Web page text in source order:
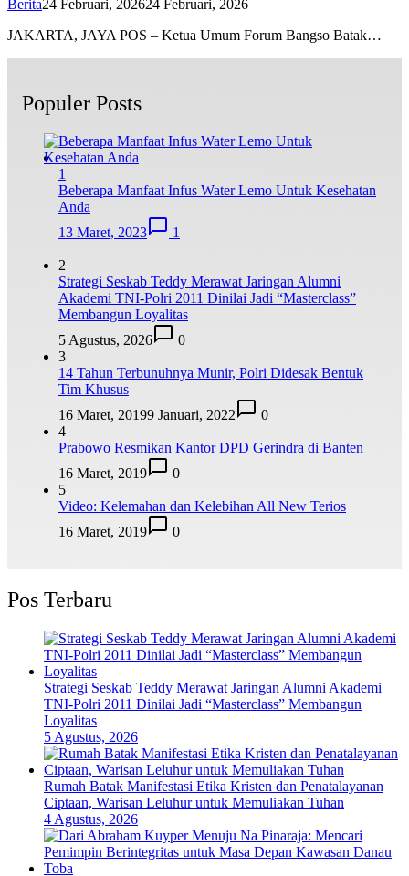
Berita24 Februari, 202624 Februari, 2026
JAKARTA, JAYA POS – Ketua Umum Forum Bangso Batak…
Populer Posts
1
Beberapa Manfaat Infus Water Lemo Untuk Kesehatan
Anda
13 Maret, 2023
1
2
Strategi Seskab Teddy Merawat Jaringan Alumni
Akademi TNI-Polri 2011 Dinilai Jadi “Masterclass”
Membangun Loyalitas
5 Agustus, 2026
0
3
14 Tahun Terbunuhnya Munir, Polri Didesak Bentuk
Tim Khusus
16 Maret, 20199 Januari, 2022
0
4
Prabowo Resmikan Kantor DPD Gerindra di Banten
16 Maret, 2019
0
5
Video: Kelemahan dan Kelebihan All New Terios
16 Maret, 2019
0
Pos Terbaru
Strategi Seskab Teddy Merawat Jaringan Alumni Akademi
TNI-Polri 2011 Dinilai Jadi “Masterclass” Membangun
Loyalitas
5 Agustus, 2026
Rumah Batak Manifestasi Etika Kristen dan Penatalayanan
Ciptaan, Warisan Leluhur untuk Memuliakan Tuhan
4 Agustus, 2026